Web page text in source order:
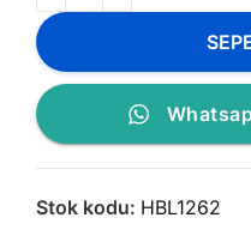
Stok kodu: HBL1262